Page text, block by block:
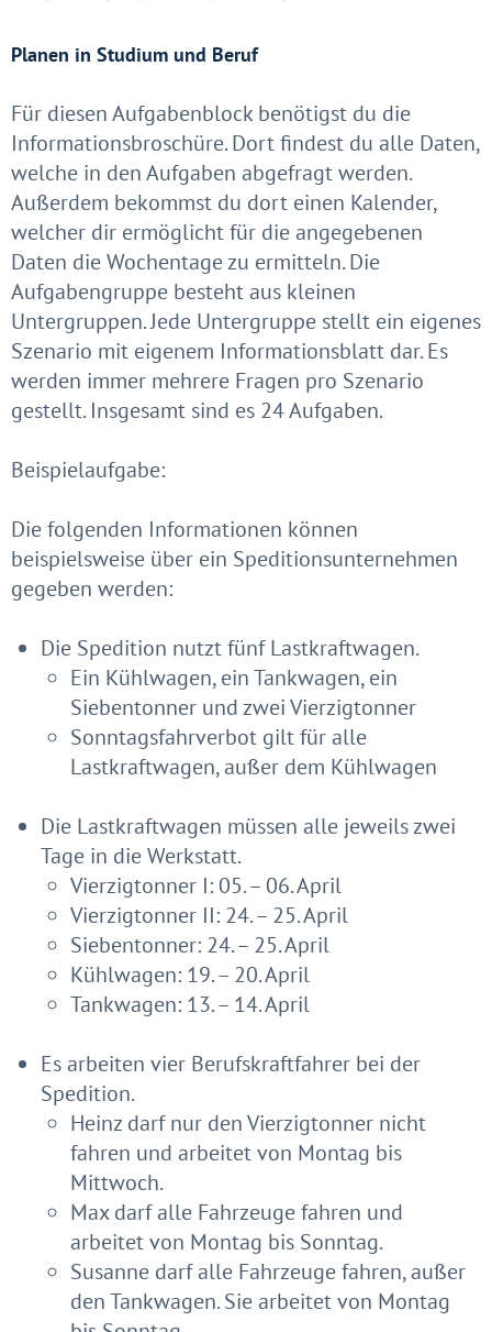
Planen in Studium und Beruf
Für diesen Aufgabenblock benötigst du die
Informationsbroschüre. Dort findest du alle Daten,
welche in den Aufgaben abgefragt werden.
Außerdem bekommst du dort einen Kalender,
welcher dir ermöglicht für die angegebenen
Daten die Wochentage zu ermitteln. Die
Aufgabengruppe besteht aus kleinen
Untergruppen. Jede Untergruppe stellt ein eigenes
Szenario mit eigenem Informationsblatt dar. Es
werden immer mehrere Fragen pro Szenario
gestellt. Insgesamt sind es 24 Aufgaben.
Beispielaufgabe:
Die folgenden Informationen können
beispielsweise über ein Speditionsunternehmen
gegeben werden:
Die Spedition nutzt fünf Lastkraftwagen.
Ein Kühlwagen, ein Tankwagen, ein
Siebentonner und zwei Vierzigtonner
Sonntagsfahrverbot gilt für alle
Lastkraftwagen, außer dem Kühlwagen
Die Lastkraftwagen müssen alle jeweils zwei
Tage in die Werkstatt.
Vierzigtonner I: 05. – 06. April
Vierzigtonner II: 24. – 25. April
Siebentonner: 24. – 25. April
Kühlwagen: 19. – 20. April
Tankwagen: 13. – 14. April
Es arbeiten vier Berufskraftfahrer bei der
Spedition.
Heinz darf nur den Vierzigtonner nicht
fahren und arbeitet von Montag bis
Mittwoch.
Max darf alle Fahrzeuge fahren und
arbeitet von Montag bis Sonntag.
Susanne darf alle Fahrzeuge fahren, außer
den Tankwagen. Sie arbeitet von Montag